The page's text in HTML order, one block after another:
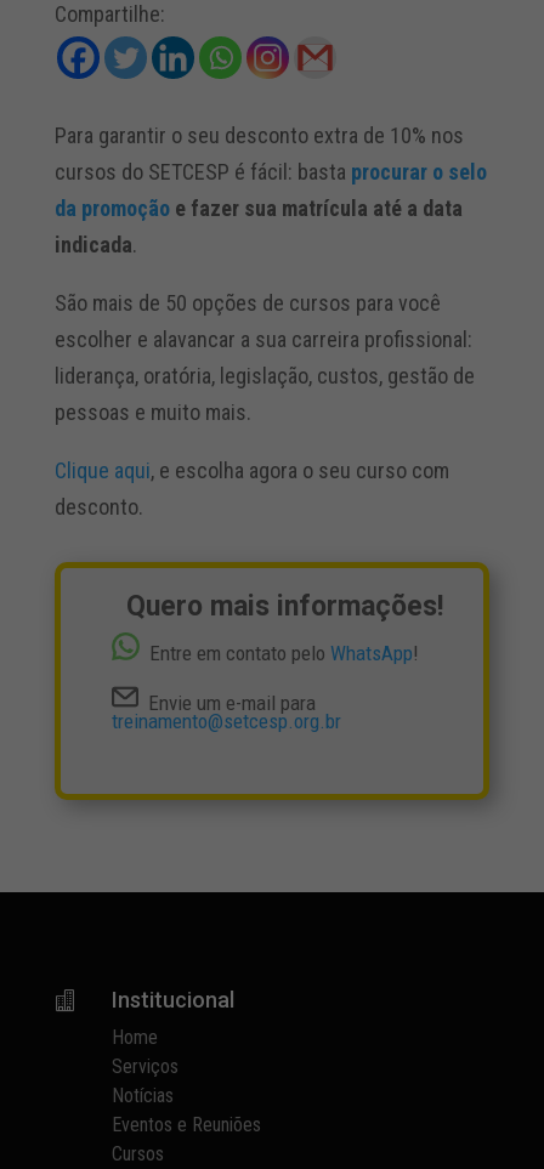
Compartilhe:
Para garantir o seu desconto extra de 10% nos
cursos do SETCESP é fácil: basta procurar o selo
da promoçãoe fazer sua matrícula até a data
indicada.
São mais de 50 opções de cursos para você
escolher e alavancar a sua carreira profissional:
liderança, oratória, legislação, custos, gestão de
pessoas e muito mais.
Clique aqui, e escolha agora o seu curso com
desconto.
Quero mais informações!
Entre em contato pelo WhatsApp!
Envie um e-mail para
treinamento@setcesp.org.br
 Institucional
Home
Serviços
Notícias
Eventos e Reuniões
Cursos